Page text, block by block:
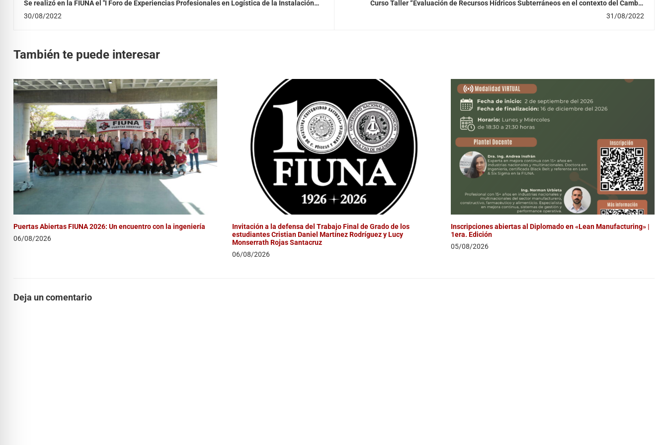
Se realizó en la FIUNA el "I Foro de Experiencias Profesionales en Logística de la Instalación
30/08/2022
Curso Taller “Evaluación de Recursos Hídricos Subterráneos en el contexto del Cambio
31/08/2022
También te puede interesar
Puertas Abiertas FIUNA 2026: Un encuentro con la ingeniería
06/08/2026
Invitación a la defensa del Trabajo Final de Grado de los
estudiantes Cristian Daniel Martínez Rodríguez y Lucy
Monserrath Rojas Santacruz
06/08/2026
Inscripciones abiertas al Diplomado en «Lean Manufacturing» |
1era. Edición
05/08/2026
Deja un comentario